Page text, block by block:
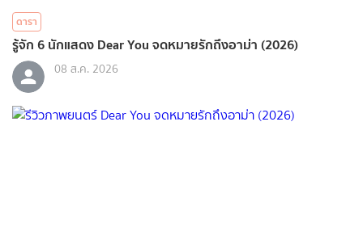
ดารา
รู้จัก 6 นักแสดง Dear You จดหมายรักถึงอาม่า (2026)
08 ส.ค. 2026